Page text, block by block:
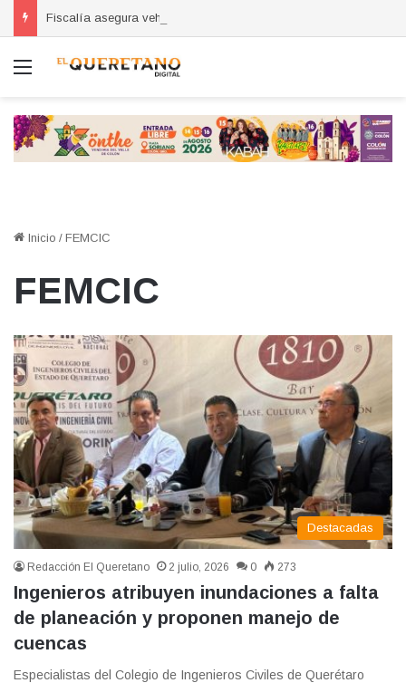
Menú
Inicio / FEMCIC
FEMCIC
Destacadas
Redacción El Queretano 2 julio, 2026 0 273
Ingenieros atribuyen inundaciones a falta
de planeación y proponen manejo de
cuencas
Especialistas del Colegio de Ingenieros Civiles de Querétaro